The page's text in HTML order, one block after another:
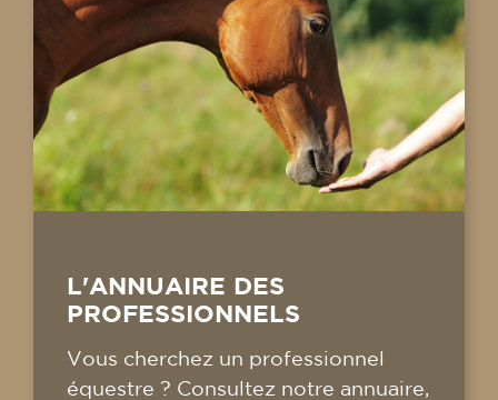
L'ANNUAIRE DES
PROFESSIONNELS
Vous cherchez un professionnel
équestre ? Consultez notre annuaire,